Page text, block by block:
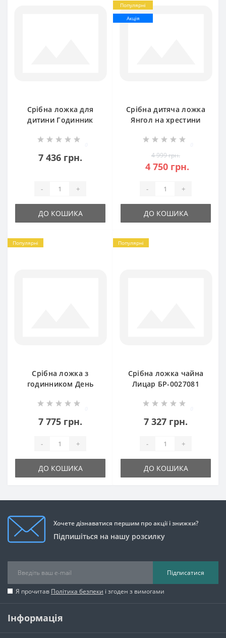
Срібна ложка для
дитини Годинник
7 436 грн.
- +
ДО КОШИКА
Популярні
Акція
Срібна дитяча ложка
Янгол на хрестини
4 999 грн.
4 750 грн.
- +
ДО КОШИКА
Популярні
Срібна ложка з
годинником День
БР-0050881
7 775 грн.
- +
ДО КОШИКА
Популярні
Срібна ложка чайна
Лицар БР-0027081
7 327 грн.
- +
ДО КОШИКА
Хочете дізнаватися першим про акції і знижки?
Підпишіться на нашу розсилку
Підписатися
Я прочитав Політика безпеки і згоден з вимогами
Інформація